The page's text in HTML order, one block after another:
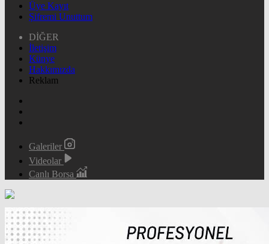
Üye Kayıt
Şifremi Unuttum
DİĞER
İletişim
Künye
Hakkımızda
Reklam
Galeriler
Videolar
Canlı Borsa